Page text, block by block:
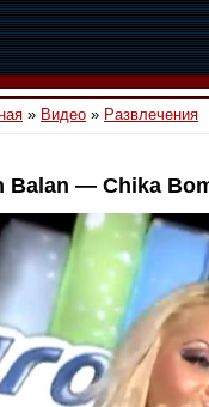
01:09:10
» Видео » Развлечения
Balan — Chika